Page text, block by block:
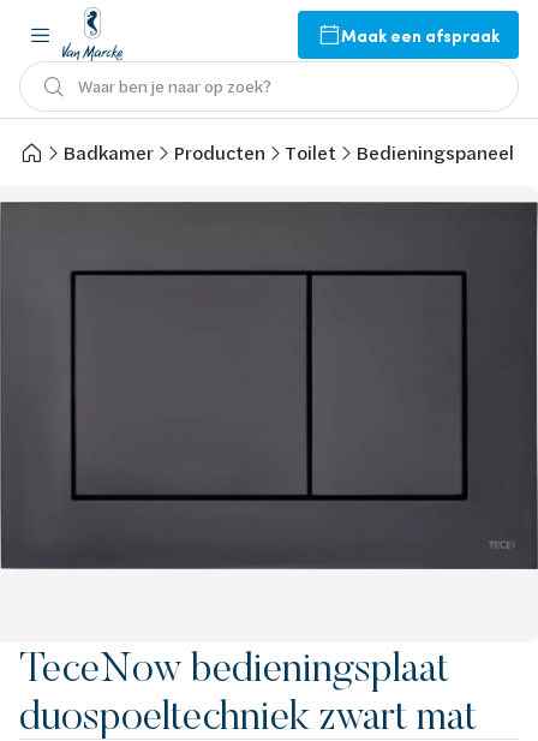
Maak een afspraak
Waar ben je naar op zoek?
Badkamer Producten Toilet Bedieningspaneel
TeceNow bedieningsplaat
duospoeltechniek zwart mat